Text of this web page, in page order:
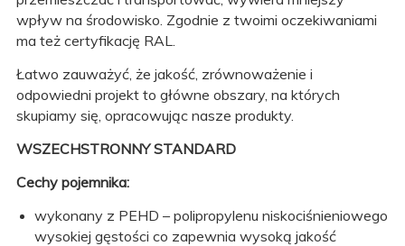
wpływ na środowisko. Zgodnie z twoimi oczekiwaniami
ma też certyfikację RAL.
Łatwo zauważyć, że jakość, zrównoważenie i
odpowiedni projekt to główne obszary, na których
skupiamy się, opracowując nasze produkty.
WSZECHSTRONNY STANDARD
Cechy pojemnika:
wykonany z PEHD – polipropylenu niskociśnieniowego
wysokiej gęstości co zapewnia wysoką jakość